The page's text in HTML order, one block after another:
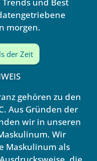
morgen.
der Zeit
gehören zu den
Aus Gründen der
wir in unseren
Wir
Maskulinum als